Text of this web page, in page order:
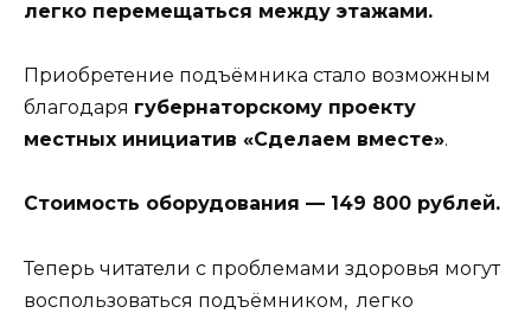
легко перемещаться между этажами.
Приобретение подъёмника стало возможным
благодаря губернаторскому проекту
местных инициатив «Сделаем вместе».
Стоимость оборудования — 149 800 рублей.
Теперь читатели с проблемами здоровья могут
воспользоваться подъёмником, легко